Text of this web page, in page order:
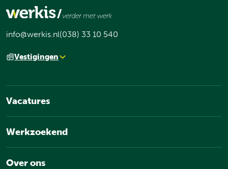
info@werkis.nl(038) 33 10 540
Vestigingen
Vacatures
Werkzoekend
Over ons